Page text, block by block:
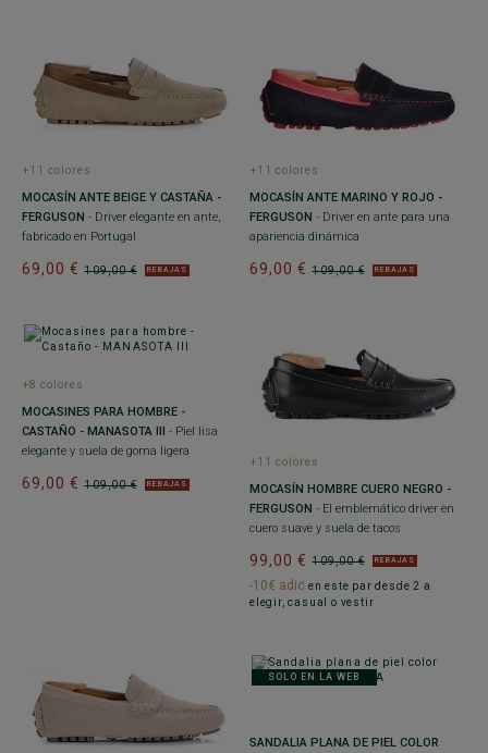
+11 colores
MOCASÍN ANTE BEIGE Y CASTAÑA -
FERGUSON - Driver elegante en ante,
fabricado en Portugal
109,00 €
69,00 € REBAJAS
+11 colores
MOCASÍN ANTE MARINO Y ROJO -
FERGUSON - Driver en ante para una
apariencia dinámica
109,00 €
69,00 € REBAJAS
+8 colores
MOCASINES PARA HOMBRE -
CASTAÑO - MANASOTA III - Piel lisa
elegante y suela de goma ligera
109,00 €
69,00 € REBAJAS
+11 colores
MOCASÍN HOMBRE CUERO NEGRO -
FERGUSON - El emblemático driver en
cuero suave y suela de tacos
109,00 €
99,00 € REBAJAS
-10€ adic en este par desde 2 a
elegir, casual o vestir
SOLO EN LA WEB
SANDALIA PLANA DE PIEL COLOR